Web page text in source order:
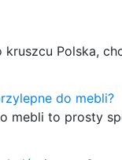
kruszcu Polska,
do mebli?
mebli to prosty